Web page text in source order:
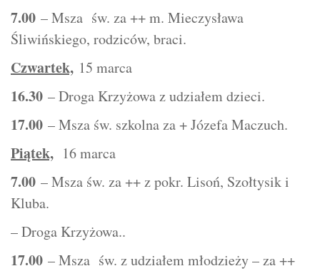
7.00 – Msza św. za ++ m. Mieczysława
Śliwińskiego, rodziców, braci.
Czwartek, 15 marca
16.30 – Droga Krzyżowa z udziałem dzieci.
17.00 – Msza św. szkolna za + Józefa Maczuch.
Piątek, 16 marca
7.00 – Msza św. za ++ z pokr. Lisoń, Szołtysik i
Kluba.
– Droga Krzyżowa..
17.00 – Msza św. z udziałem młodzieży – za ++